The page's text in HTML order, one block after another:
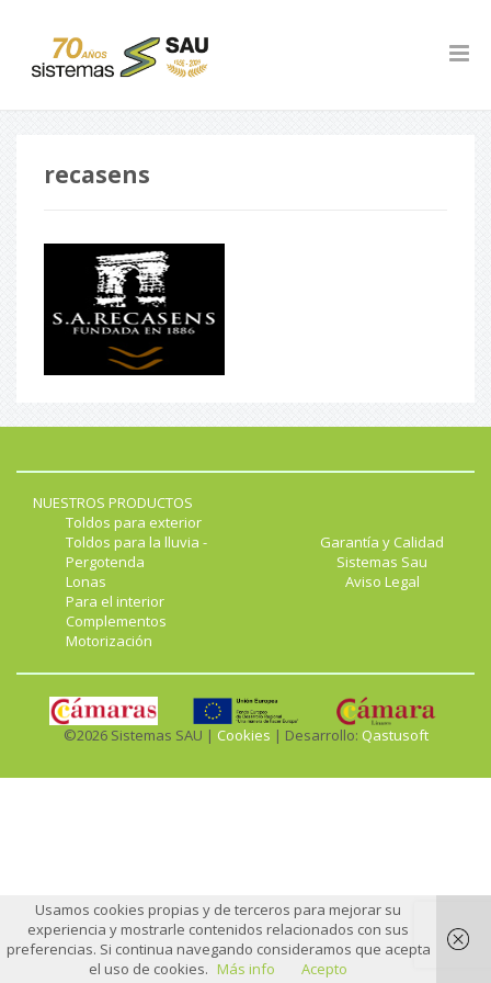
recasens
NUESTROS PRODUCTOS
Toldos para exterior
Toldos para la lluvia -
Pergotenda
Lonas
Para el interior
Complementos
Motorización
Garantía y Calidad
Sistemas Sau
Aviso Legal
©2026 Sistemas SAU | Cookies | Desarrollo: Qastusoft
Usamos cookies propias y de terceros para mejorar su
experiencia y mostrarle contenidos relacionados con sus
preferencias. Si continua navegando consideramos que acepta
el uso de cookies. Más info Acepto